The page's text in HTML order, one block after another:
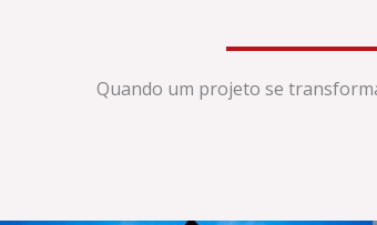
Quando um projeto se